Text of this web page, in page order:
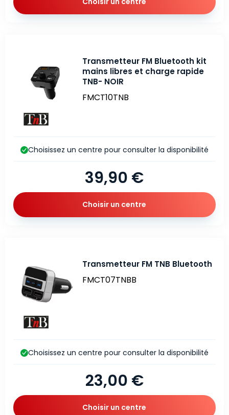
Transmetteur FM Bluetooth kit
mains libres et charge rapide
TNB- NOIR
FMCT10TNB
39,90 €
Choisissez un centre pour consulter la disponibilité
Choisir un centre
Transmetteur FM TNB Bluetooth
FMCT07TNBB
23,00 €
Choisissez un centre pour consulter la disponibilité
Choisir un centre